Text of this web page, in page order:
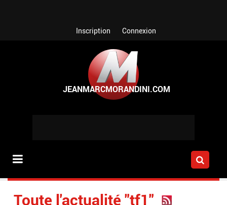
Inscription Connexion
Toute l'actualité "tf1"